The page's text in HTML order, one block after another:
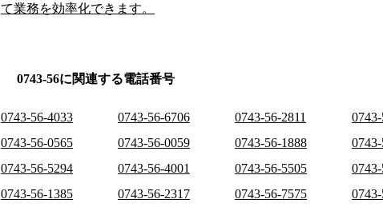
て業務を効率化できます。
0743-56に関連する電話番号
0743-56-4033 0743-56-6706 0743-56-2811
0743-56-0565
0743-56-0059 0743-56-1888
0743-56-5294
0743-56-4001 0743-56-5505
0743-56-1385
0743-56-2317 0743-56-7575